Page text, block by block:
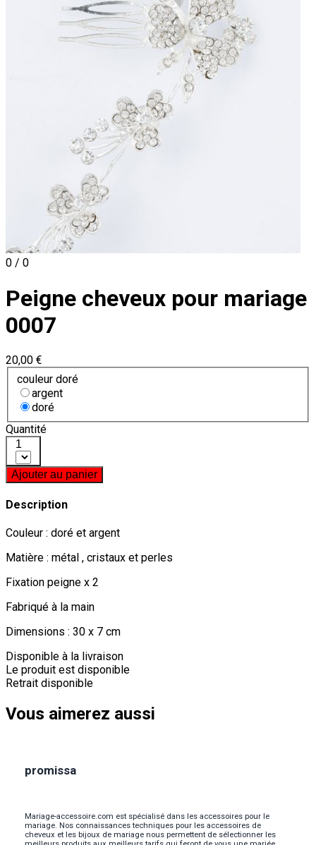
0 / 0
Peigne cheveux pour mariage
0007
20,00 €
couleur doré
argent
doré
Quantité
1
Ajouter au panier
Description
Couleur : doré et argent
Matière : métal , cristaux et perles
Fixation peigne x 2
Fabriqué à la main
Dimensions : 30 x 7 cm
Disponible à la livraison
Le produit est disponible
Retrait disponible
Vous aimerez aussi
promissa
Mariage-accessoire.com est spécialisé dans les accessoires pour le
mariage. Nos connaissances techniques pour les accessoires de
cheveux et les bijoux de mariage nous permettent de sélectionner les